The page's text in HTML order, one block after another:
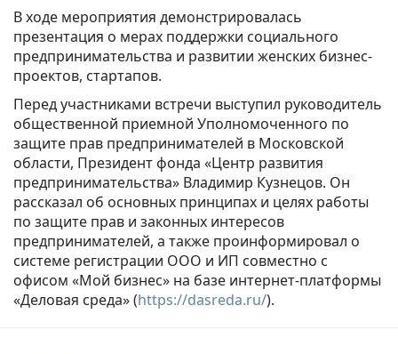
В ходе мероприятия демонстрировалась
презентация о мерах поддержки социального
предпринимательства и развитии женских бизнес-
проектов, стартапов.
Перед участниками встречи выступил руководитель
общественной приемной Уполномоченного по
защите прав предпринимателей в Московской
области, Президент фонда «Центр развития
предпринимательства» Владимир Кузнецов. Он
рассказал об основных принципах и целях работы
по защите прав и законных интересов
предпринимателей, а также проинформировал о
системе регистрации ООО и ИП совместно с
офисом «Мой бизнес» на базе интернет-платформы
«Деловая среда» (https://dasreda.ru/).